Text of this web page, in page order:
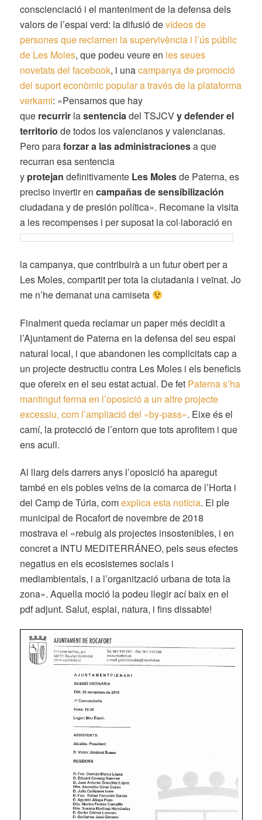
conscienciació i el manteniment de la defensa dels
valors de l’espai verd: la difusió devídeos de
persones que reclamen la supervivència i l’ús públic
de Les Moles, que podeu veure en les seues
novetats del facebook, i unacampanya de promoció
del suport econòmic popular a través de la plataforma
verkami: «Pensamos que hay
que recurrir lasentenciadel TSJCVy defender el
territorio de todos los valencianos y valencianas.
Pero paraforzar a las administracionesa que
recurran esa sentencia
y protejan definitivamente Les Molesde Paterna, es
preciso invertir encampañas de sensibilización
ciudadana y de presión política». Recomane la visita
a les recompenses i per suposat la col·laboració en
la campanya, que contribuirà a un futur obert per a
Les Moles, compartit per tota la ciutadania i veïnat. Jo
me n’he demanat una camiseta
Finalment queda reclamar un paper més decidit a
l’Ajuntament de Paterna en la defensa del seu espai
natural local, i que abandonen les complicitats cap a
un projecte destructiu contra Les Moles i els beneficis
que ofereix en el seu estat actual. De fet Paterna s’ha
mantingut ferma en l’oposició a un altre projecte
excessiu, com l’ampliació del «by-pass». Eixe és el
camí, la protecció de l’entorn que tots aprofitem i que
ens acull.
Al llarg dels darrers anys l’oposició ha aparegut
també en els pobles veïns de la comarca de l’Horta i
del Camp de Túria, comexplica esta notícia. El ple
municipal de Rocafort de novembre de 2018
mostrava el «rebuig als projectes insostenibles, i en
concret a INTU MEDITERRÁNEO, pels seus efectes
negatius en els ecosistemes socials i
mediambientals, i a l’organització urbana de tota la
zona». Aquella moció la podeu llegir ací baix en el
pdf adjunt. Salut, esplai, natura, i fins dissabte!